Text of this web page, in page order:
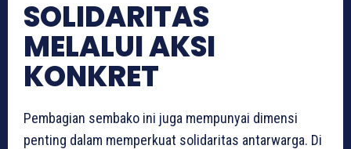
SOLIDARITAS
MELALUI AKSI
KONKRET
Pembagian sembako ini juga mempunyai dimensi
penting dalam memperkuat solidaritas antarwarga. Di